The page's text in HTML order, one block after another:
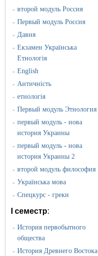
» второй модуль Россия
» Первый модуль Россия
» Давня
» Екзамен Українська
Етнологія
» English
» Античність
» етнологія
» Первый модуль Этнология
» первый модуль - нова
история Украины
» первый модуль - нова
история Украины 2
» второй модуль философия
» Українська мова
» Спецкурс - греки
I семестр:
» История первобытного
общества
» История Древнего Востока